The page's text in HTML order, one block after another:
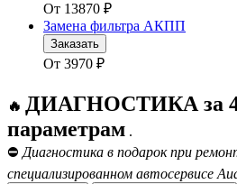
От 13870 ₽
Замена фильтра АКПП
Заказать
От 3970 ₽
🔥 ДИАГНОСТИКА за
параметрам .
⛔ Диагностика в подарок при
специализированном автосервисе